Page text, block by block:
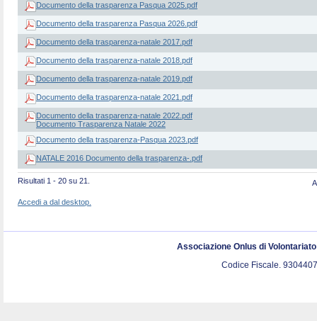
Documento della trasparenza Pasqua 2025.pdf
Documento della trasparenza Pasqua 2026.pdf
Documento della trasparenza-natale 2017.pdf
Documento della trasparenza-natale 2018.pdf
Documento della trasparenza-natale 2019.pdf
Documento della trasparenza-natale 2021.pdf
Documento della trasparenza-natale 2022.pdf
Documento Trasparenza Natale 2022
Documento della trasparenza-Pasqua 2023.pdf
NATALE 2016 Documento della trasparenza-.pdf
Risultati 1 - 20 su 21.
Accedi a dal desktop.
Associazione Onlus di
Codice Fiscale.